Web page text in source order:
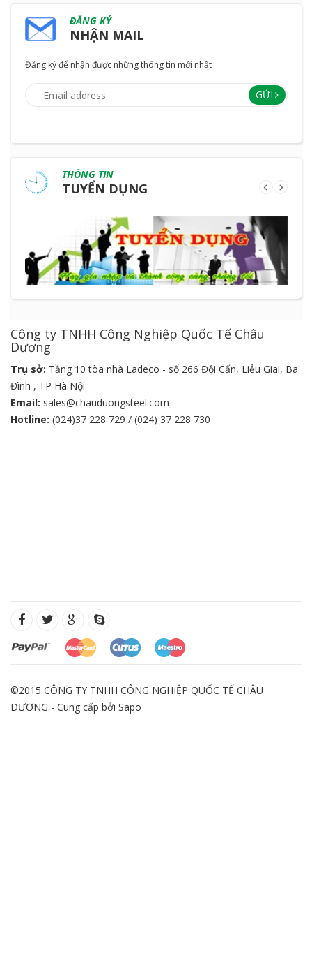
ĐĂNG KÝ
NHẬN MAIL
Đăng ký để nhận được những thông tin mới nhất
GỬI
THÔNG TIN
TUYỂN DỤNG
Công ty TNHH Công Nghiệp Quốc Tế Châu
Dương
Trụ sở: Tầng 10 tòa nhà Ladeco - số 266 Đội Cấn, Liễu Giai, Ba
Đình , TP Hà Nội
Email: sales@chauduongsteel.com
Hotline: (024)37 228 729 / (024) 37 228 730
©2015 CÔNG TY TNHH CÔNG NGHIỆP QUỐC TẾ CHÂU
DƯƠNG - Cung cấp bởi Sapo